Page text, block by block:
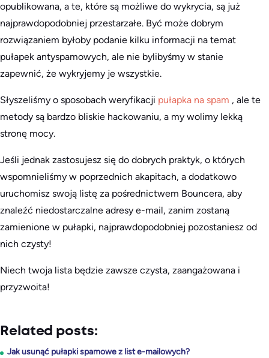
opublikowana, a te, które są możliwe do wykrycia, są już
najprawdopodobniej przestarzałe. Być może dobrym
rozwiązaniem byłoby podanie kilku informacji na temat
pułapek antyspamowych, ale nie bylibyśmy w stanie
zapewnić, że wykryjemy je wszystkie.
Słyszeliśmy o sposobach weryfikacji pułapka na spam , ale te
metody są bardzo bliskie hackowaniu, a my wolimy lekką
stronę mocy.
Jeśli jednak zastosujesz się do dobrych praktyk, o których
wspomnieliśmy w poprzednich akapitach, a dodatkowo
uruchomisz swoją listę za pośrednictwem Bouncera, aby
znaleźć niedostarczalne adresy e-mail, zanim zostaną
zamienione w pułapki, najprawdopodobniej pozostaniesz od
nich czysty!
Niech twoja lista będzie zawsze czysta, zaangażowana i
przyzwoita!
Related posts:
Jak usunąć pułapki spamowe z list e-mailowych?